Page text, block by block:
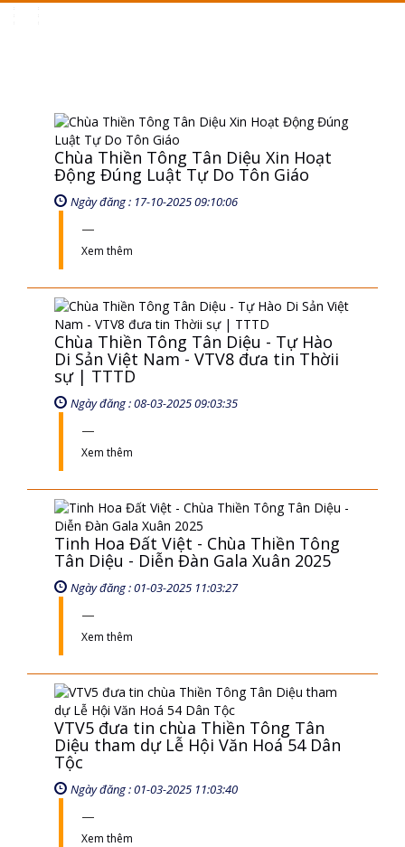
Chùa Thiền Tông Tân Diệu Xin Hoạt
Động Đúng Luật Tự Do Tôn Giáo
Ngày đăng : 17-10-2025 09:10:06
Xem thêm
Chùa Thiền Tông Tân Diệu - Tự Hào
Di Sản Việt Nam - VTV8 đưa tin Thờii
sự | TTTD
Ngày đăng : 08-03-2025 09:03:35
Xem thêm
Tinh Hoa Đất Việt - Chùa Thiền Tông
Tân Diệu - Diễn Đàn Gala Xuân 2025
Ngày đăng : 01-03-2025 11:03:27
Xem thêm
VTV5 đưa tin chùa Thiền Tông Tân
Diệu tham dự Lễ Hội Văn Hoá 54 Dân
Tộc
Ngày đăng : 01-03-2025 11:03:40
Xem thêm